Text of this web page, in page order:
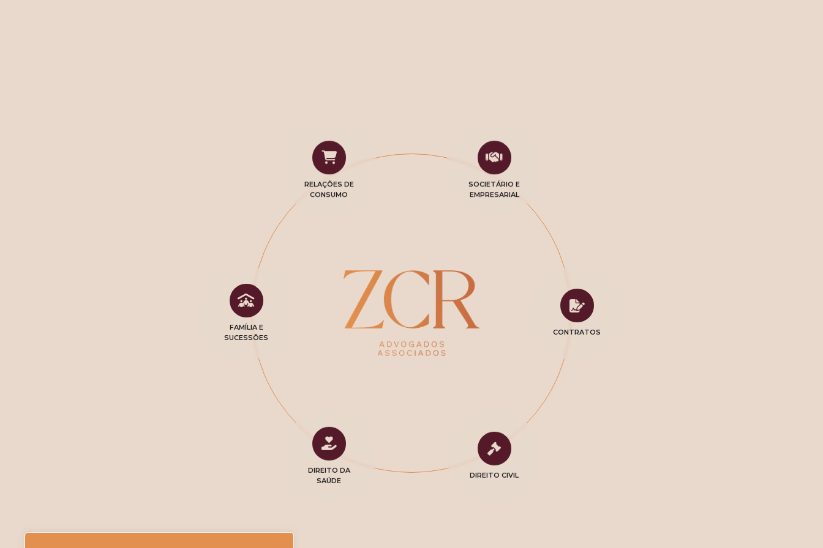
CONTRATOS
DIREITO CIVIL
DIREITO DA
SAÚDE
FAMÍLIA E
SUCESSÕES
RELAÇÕES DE
CONSUMO
SOCIETÁRIO E
EMPRESARIAL